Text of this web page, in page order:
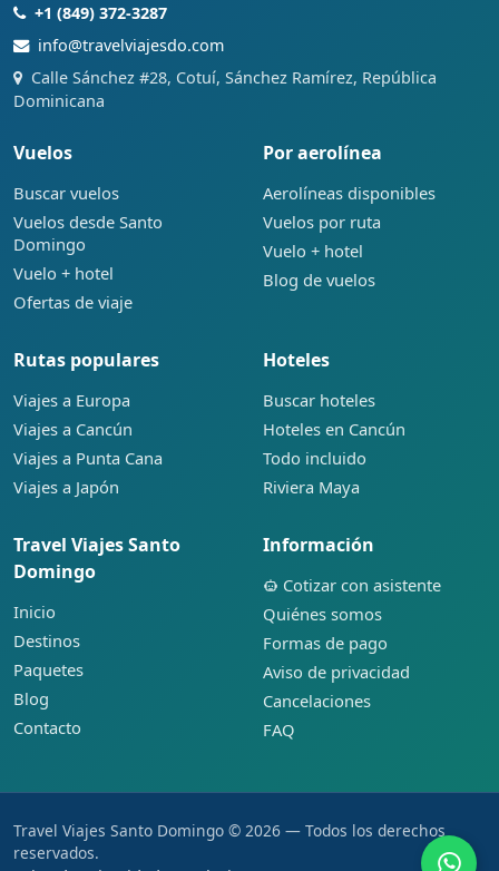
+1 (849) 372-3287
info@travelviajesdo.com
Calle Sánchez #28, Cotuí, Sánchez Ramírez, República
Dominicana
Vuelos
Buscar vuelos
Vuelos desde Santo
Domingo
Vuelo + hotel
Ofertas de viaje
Por aerolínea
Aerolíneas disponibles
Vuelos por ruta
Vuelo + hotel
Blog de vuelos
Rutas populares
Viajes a Europa
Viajes a Cancún
Viajes a Punta Cana
Viajes a Japón
Hoteles
Buscar hoteles
Hoteles en Cancún
Todo incluido
Riviera Maya
Travel Viajes Santo
Domingo
Inicio
Destinos
Paquetes
Blog
Contacto
Información
Cotizar con asistente
Quiénes somos
Formas de pago
Aviso de privacidad
Cancelaciones
FAQ
Travel Viajes Santo Domingo © 2026 — Todos los derechos
reservados.